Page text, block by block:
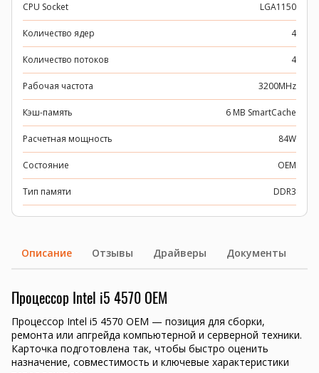
CPU Socket LGA1150
Количество ядер 4
Количество потоков 4
Рабочая частота 3200MHz
Кэш-память 6 MB SmartCache
Расчетная мощность 84W
Состояние OEM
Тип памяти DDR3
Описание Отзывы Драйверы Документы
Процессор Intel i5 4570 OEM
Процессор Intel i5 4570 OEM — позиция для сборки,
ремонта или апгрейда компьютерной и серверной техники.
Карточка подготовлена так, чтобы быстро оценить
назначение, совместимость и ключевые характеристики